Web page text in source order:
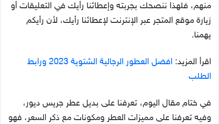
منهم، فلهذا ننصحك بجربته وإعطائنا رأيك في التعليقات أو
زيارة موقع المتجر عبر الإنترنت لإعطائنا رأيك، لأن رأيكم
يهمنا.
اقرأ المزيد:
افضل العطور الرجالية الشتوية 2023 ورابط
الطلب
في ختام مقال اليوم، تعرفنا على بديل عطر جريس ديور،
وفيه تعرفنا على مميزات العطر ومكونات مع ذكر السعر، فهو